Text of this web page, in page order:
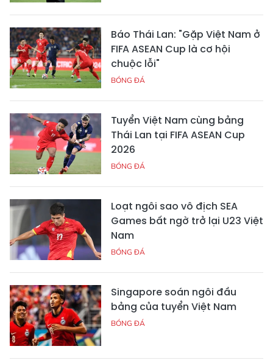
Báo Thái Lan: "Gặp Việt Nam ở
FIFA ASEAN Cup là cơ hội
chuộc lỗi"
BÓNG ĐÁ
Tuyển Việt Nam cùng bảng
Thái Lan tại FIFA ASEAN Cup
2026
BÓNG ĐÁ
Loạt ngôi sao vô địch SEA
Games bất ngờ trở lại U23 Việt
Nam
BÓNG ĐÁ
Singapore soán ngôi đầu
bảng của tuyển Việt Nam
BÓNG ĐÁ